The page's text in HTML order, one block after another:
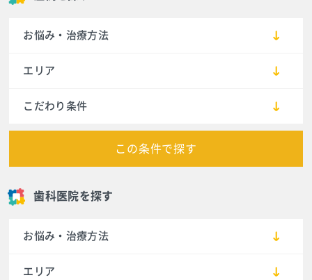
お悩み・治療方法
エリア
こだわり条件
この条件で探す
歯科医院を探す
お悩み・治療方法
エリア